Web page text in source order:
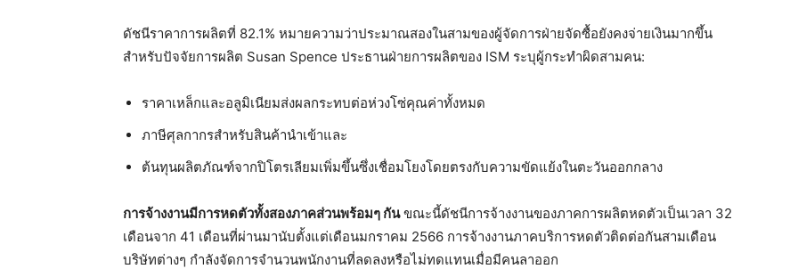
ดัชนีราคาการผลิตที่ 82.1% หมายความว่าประมาณสองในสามของผู้จัดการฝ่ายจัดซื้อยังคงจ่ายเงินมากขึ้น
สำหรับปัจจัยการผลิต Susan Spence ประธานฝ่ายการผลิตของ ISM ระบุผู้กระทำผิดสามคน:
ราคาเหล็กและอลูมิเนียมส่งผลกระทบต่อห่วงโซ่คุณค่าทั้งหมด
ภาษีศุลกากรสำหรับสินค้านำเข้าและ
ต้นทุนผลิตภัณฑ์จากปิโตรเลียมเพิ่มขึ้นซึ่งเชื่อมโยงโดยตรงกับความขัดแย้งในตะวันออกกลาง
การจ้างงานมีการหดตัวทั้งสองภาคส่วนพร้อมๆ กันขณะนี้ดัชนีการจ้างงานของภาคการผลิตหดตัวเป็นเวลา 32
เดือนจาก 41 เดือนที่ผ่านมานับตั้งแต่เดือนมกราคม 2566 การจ้างงานภาคบริการหดตัวติดต่อกันสามเดือน
บริษัทต่างๆ กำลังจัดการจำนวนพนักงานที่ลดลงหรือไม่ทดแทนเมื่อมีคนลาออก